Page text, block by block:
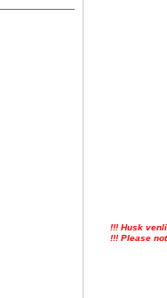
!!! Husk
!!! Please